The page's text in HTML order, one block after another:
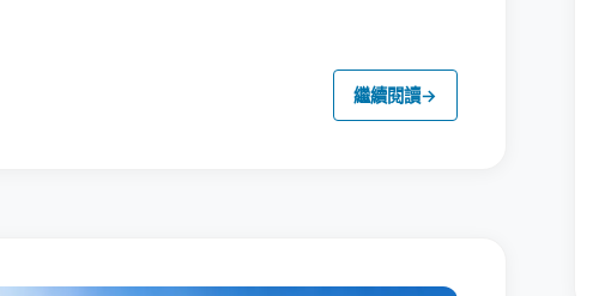
繼續閱讀→